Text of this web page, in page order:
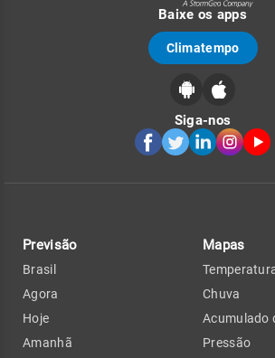
Baixe os apps
Climatempo
Siga-nos
Previsão
Brasil
Agora
Hoje
Amanhã
Mapas
Chuva
Acumulado
Pressão